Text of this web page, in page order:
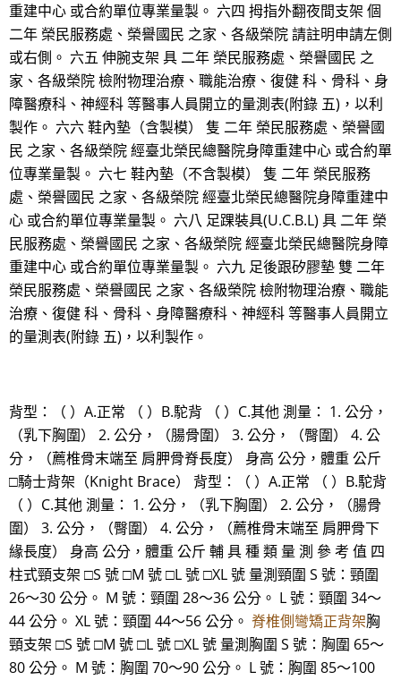
重建中心 或合約單位專業量製。 六四 拇指外翻夜間支架 個
二年 榮民服務處、榮譽國民 之家、各級榮院 請註明申請左側
或右側。 六五 伸腕支架 具 二年 榮民服務處、榮譽國民 之
家、各級榮院 檢附物理治療、職能治療、復健 科、骨科、身
障醫療科、神經科 等醫事人員開立的量測表(附錄 五)，以利
製作。 六六 鞋內墊（含製模） 隻 二年 榮民服務處、榮譽國
民 之家、各級榮院 經臺北榮民總醫院身障重建中心 或合約單
位專業量製。 六七 鞋內墊（不含製模） 隻 二年 榮民服務
處、榮譽國民 之家、各級榮院 經臺北榮民總醫院身障重建中
心 或合約單位專業量製。 六八 足踝裝具(U.C.B.L) 具 二年 榮
民服務處、榮譽國民 之家、各級榮院 經臺北榮民總醫院身障
重建中心 或合約單位專業量製。 六九 足後跟矽膠墊 雙 二年
榮民服務處、榮譽國民 之家、各級榮院 檢附物理治療、職能
治療、復健 科、骨科、身障醫療科、神經科 等醫事人員開立
的量測表(附錄 五)，以利製作。
背型：（ ）A.正常 （ ）B.駝背 （ ）C.其他 測量： 1. 公分，
（乳下胸圍） 2. 公分，（腸骨圍） 3. 公分，（臀圍） 4. 公
分，（薦椎骨末端至 肩胛骨脊長度） 身高 公分，體重 公斤
□騎士背架（Knight Brace） 背型：（ ）A.正常 （ ）B.駝背
（ ）C.其他 測量： 1. 公分，（乳下胸圍） 2. 公分，（腸骨
圍） 3. 公分，（臀圍） 4. 公分，（薦椎骨末端至 肩胛骨下
緣長度） 身高 公分，體重 公斤 輔 具 種 類 量 測 參 考 值 四
柱式頸支架 □S 號 □M 號 □L 號 □XL 號 量測頸圍 S 號：頸圍
26～30 公分。 M 號：頸圍 28～36 公分。 L 號：頸圍 34～
44 公分。 XL 號：頸圍 44～56 公分。 脊椎側彎矯正背架胸
頸支架 □S 號 □M 號 □L 號 □XL 號 量測胸圍 S 號：胸圍 65～
80 公分。 M 號：胸圍 70～90 公分。 L 號：胸圍 85～100